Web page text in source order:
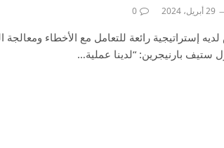
29 أبريل، 2024 0
إستراتيجية رائعة للتعامل مع الأخطاء ومعالجة
ستيف بارنيجرين: “لدينا عملية…